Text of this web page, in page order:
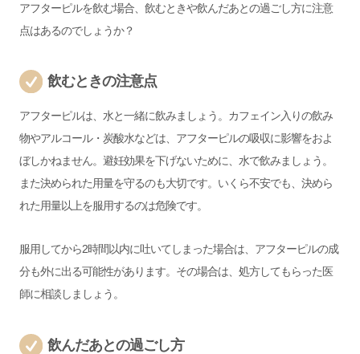
アフターピルを飲む場合、飲むときや飲んだあとの過ごし方に注意
点はあるのでしょうか？
飲むときの注意点
アフターピルは、水と一緒に飲みましょう。カフェイン入りの飲み
物やアルコール・炭酸水などは、アフターピルの吸収に影響をおよ
ぼしかねません。避妊効果を下げないために、水で飲みましょう。
また決められた用量を守るのも大切です。いくら不安でも、決めら
れた用量以上を服用するのは危険です。
服用してから2時間以内に吐いてしまった場合は、アフターピルの成
分も外に出る可能性があります。その場合は、処方してもらった医
師に相談しましょう。
飲んだあとの過ごし方